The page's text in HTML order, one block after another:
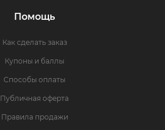
Помощь
Как сделать заказ
Купоны и баллы
Способы оплаты
Публичная оферта
Правила продажи